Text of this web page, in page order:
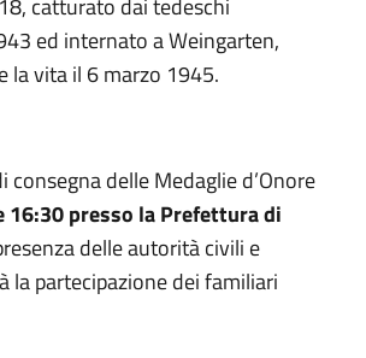
ed internato a Weingarten,
la vita il 6 marzo 1945.
consegna delle Medaglie d’Onore
16:30presso la Prefettura di
delle autorità civili e
la partecipazione dei familiari